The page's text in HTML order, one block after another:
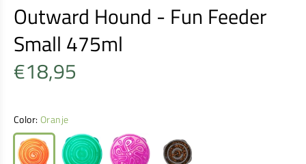
Outward Hound - Fun Feeder
Small 475ml
€18,95
Color:Oranje